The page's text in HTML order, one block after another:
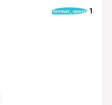
format_quote 1